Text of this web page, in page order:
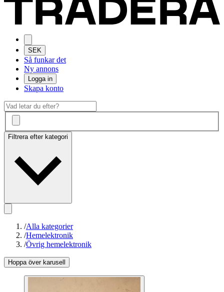
SEK
Så funkar det
Ny annons
Logga in
Skapa konto
Filtrera efter kategori
/Alla kategorier
/Hemelektronik
/Övrig hemelektronik
Hoppa över karusell